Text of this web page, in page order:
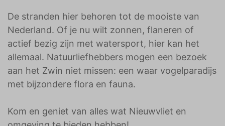
De stranden hier behoren tot de mooiste van
Nederland. Of je nu wilt zonnen, flaneren of
actief bezig zijn met watersport, hier kan het
allemaal. Natuurliefhebbers mogen een bezoek
aan het Zwin niet missen: een waar vogelparadijs
met bijzondere flora en fauna.
Kom en geniet van alles wat Nieuwvliet en